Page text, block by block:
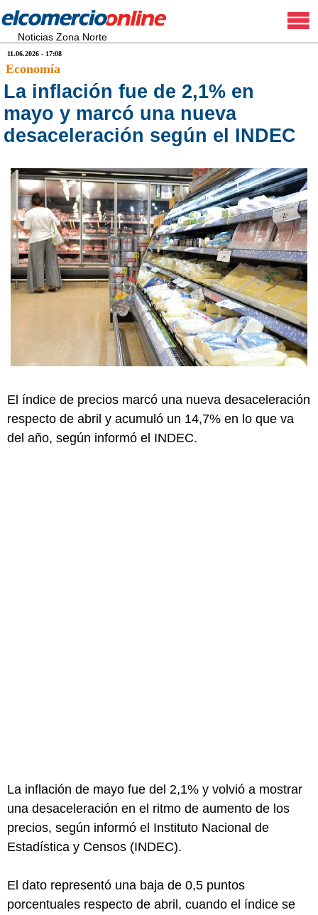
Noticias Zona Norte
11.06.2026 - 17:08
Economía
La inflación fue de 2,1% en
mayo y marcó una nueva
desaceleración según el INDEC
El índice de precios marcó una nueva desaceleración
respecto de abril y acumuló un 14,7% en lo que va
del año, según informó el INDEC.
La inflación de mayo fue del 2,1% y volvió a mostrar
una desaceleración en el ritmo de aumento de los
precios, según informó el Instituto Nacional de
Estadística y Censos (INDEC).
El dato representó una baja de 0,5 puntos
porcentuales respecto de abril, cuando el índice se